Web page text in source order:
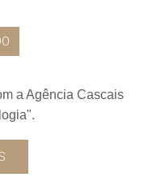
a Agência Cascais